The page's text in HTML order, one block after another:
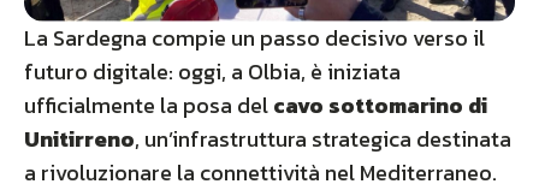
La Sardegna compie un passo decisivo verso il
futuro digitale: oggi, a Olbia, è iniziata
ufficialmente la posa delcavo sottomarino di
Unitirreno, un’infrastruttura strategica destinata
a rivoluzionare la connettività nel Mediterraneo.